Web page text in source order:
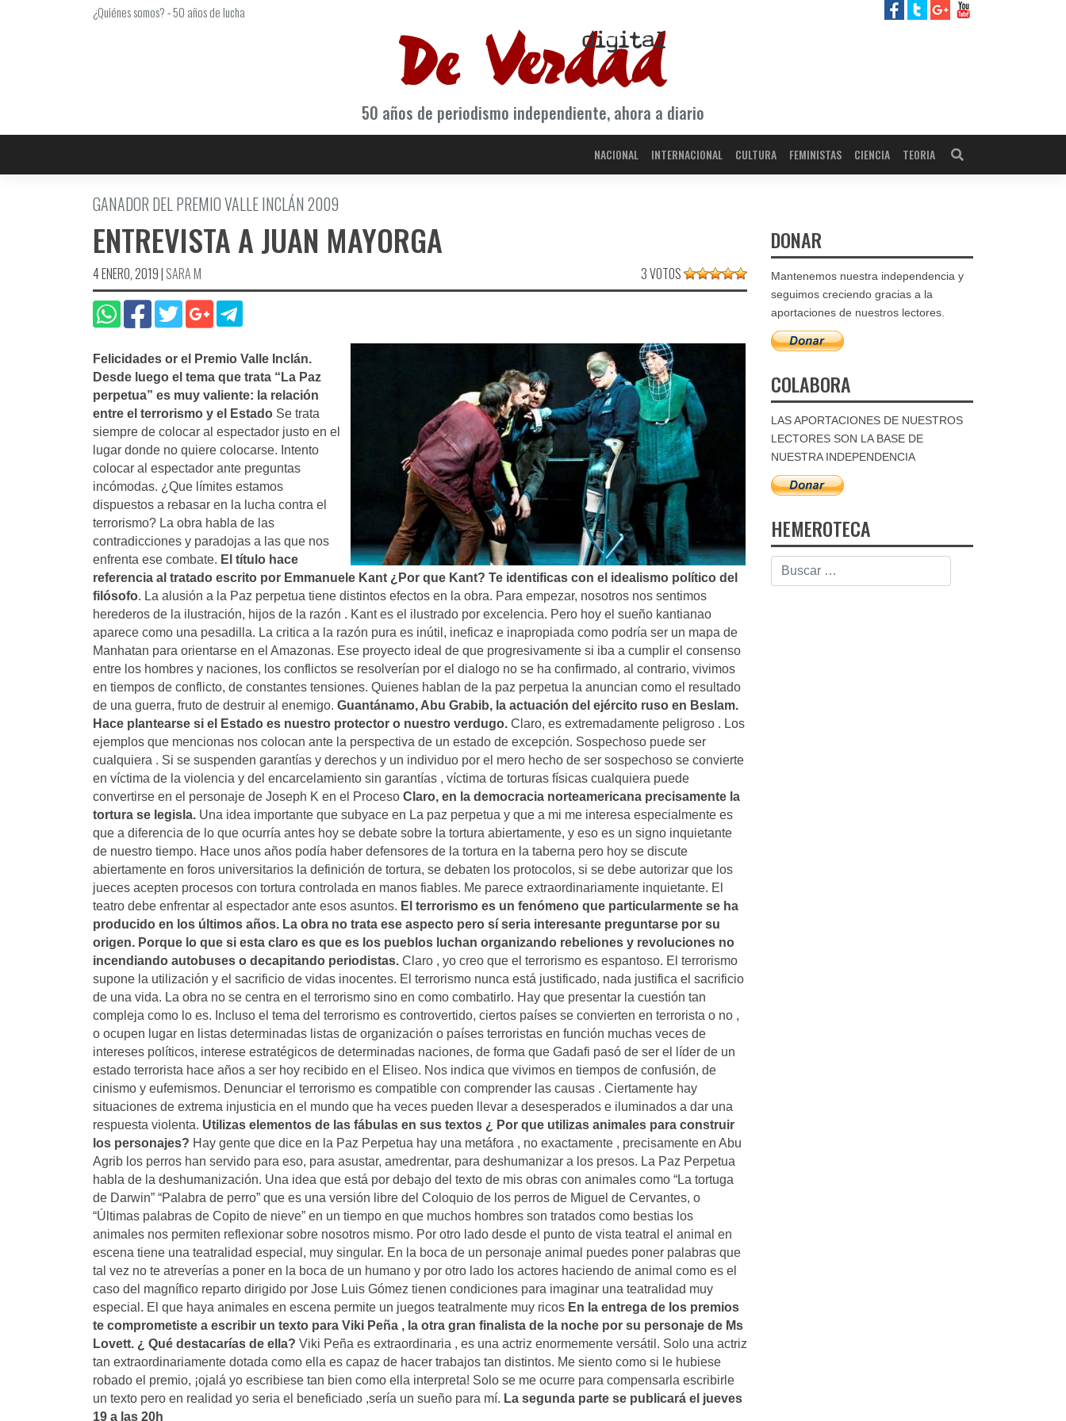
¿Quiénes somos?-50 años de lucha
50 años de periodismo independiente, ahora a diario
NACIONAL INTERNACIONAL CULTURA FEMINISTAS CIENCIA TEORIA
GANADOR DEL PREMIO VALLE INCLÁN 2009
ENTREVISTA A JUAN MAYORGA
4 ENERO, 2019| SARA M 3 VOTOS
Felicidades or el Premio Valle Inclán.
Desde luego el tema que trata “La Paz
perpetua” es muy valiente: la relación
entre el terrorismo y el Estado Se trata
siempre de colocar al espectador justo en el
lugar donde no quiere colocarse. Intento
colocar al espectador ante preguntas
incómodas. ¿Que límites estamos
dispuestos a rebasar en la lucha contra el
terrorismo? La obra habla de las
contradicciones y paradojas a las que nos
enfrenta ese combate. El título hace
referencia al tratado escrito por Emmanuele Kant ¿Por que Kant? Te identificas con el idealismo político del
filósofo. La alusión a la Paz perpetua tiene distintos efectos en la obra. Para empezar, nosotros nos sentimos
herederos de la ilustración, hijos de la razón . Kant es el ilustrado por excelencia. Pero hoy el sueño kantianao
aparece como una pesadilla. La critica a la razón pura es inútil, ineficaz e inapropiada como podría ser un mapa de
Manhatan para orientarse en el Amazonas. Ese proyecto ideal de que progresivamente si iba a cumplir el consenso
entre los hombres y naciones, los conflictos se resolverían por el dialogo no se ha confirmado, al contrario, vivimos
en tiempos de conflicto, de constantes tensiones. Quienes hablan de la paz perpetua la anuncian como el resultado
de una guerra, fruto de destruir al enemigo. Guantánamo, Abu Grabib, la actuación del ejército ruso en Beslam.
Hace plantearse si el Estado es nuestro protector o nuestro verdugo. Claro, es extremadamente peligroso . Los
ejemplos que mencionas nos colocan ante la perspectiva de un estado de excepción. Sospechoso puede ser
cualquiera . Si se suspenden garantías y derechos y un individuo por el mero hecho de ser sospechoso se convierte
en víctima de la violencia y del encarcelamiento sin garantías , víctima de torturas físicas cualquiera puede
convertirse en el personaje de Joseph K en el Proceso Claro, en la democracia norteamericana precisamente la
tortura se legisla. Una idea importante que subyace en La paz perpetua y que a mi me interesa especialmente es
que a diferencia de lo que ocurría antes hoy se debate sobre la tortura abiertamente, y eso es un signo inquietante
de nuestro tiempo. Hace unos años podía haber defensores de la tortura en la taberna pero hoy se discute
abiertamente en foros universitarios la definición de tortura, se debaten los protocolos, si se debe autorizar que los
jueces acepten procesos con tortura controlada en manos fiables. Me parece extraordinariamente inquietante. El
teatro debe enfrentar al espectador ante esos asuntos. El terrorismo es un fenómeno que particularmente se ha
producido en los últimos años. La obra no trata ese aspecto pero sí seria interesante preguntarse por su
origen. Porque lo que si esta claro es que es los pueblos luchan organizando rebeliones y revoluciones no
incendiando autobuses o decapitando periodistas. Claro , yo creo que el terrorismo es espantoso. El terrorismo
supone la utilización y el sacrificio de vidas inocentes. El terrorismo nunca está justificado, nada justifica el sacrificio
de una vida. La obra no se centra en el terrorismo sino en como combatirlo. Hay que presentar la cuestión tan
compleja como lo es. Incluso el tema del terrorismo es controvertido, ciertos países se convierten en terrorista o no ,
o ocupen lugar en listas determinadas listas de organización o países terroristas en función muchas veces de
intereses políticos, interese estratégicos de determinadas naciones, de forma que Gadafi pasó de ser el líder de un
estado terrorista hace años a ser hoy recibido en el Eliseo. Nos indica que vivimos en tiempos de confusión, de
cinismo y eufemismos. Denunciar el terrorismo es compatible con comprender las causas . Ciertamente hay
situaciones de extrema injusticia en el mundo que ha veces pueden llevar a desesperados e iluminados a dar una
respuesta violenta. Utilizas elementos de las fábulas en sus textos ¿ Por que utilizas animales para construir
los personajes? Hay gente que dice en la Paz Perpetua hay una metáfora , no exactamente , precisamente en Abu
Agrib los perros han servido para eso, para asustar, amedrentar, para deshumanizar a los presos. La Paz Perpetua
habla de la deshumanización. Una idea que está por debajo del texto de mis obras con animales como “La tortuga
de Darwin” “Palabra de perro” que es una versión libre del Coloquio de los perros de Miguel de Cervantes, o
“Últimas palabras de Copito de nieve” en un tiempo en que muchos hombres son tratados como bestias los
animales nos permiten reflexionar sobre nosotros mismo. Por otro lado desde el punto de vista teatral el animal en
escena tiene una teatralidad especial, muy singular. En la boca de un personaje animal puedes poner palabras que
tal vez no te atreverías a poner en la boca de un humano y por otro lado los actores haciendo de animal como es el
caso del magnífico reparto dirigido por Jose Luis Gómez tienen condiciones para imaginar una teatralidad muy
especial. El que haya animales en escena permite un juegos teatralmente muy ricos En la entrega de los premios
te comprometiste a escribir un texto para Viki Peña , la otra gran finalista de la noche por su personaje de Ms
Lovett. ¿ Qué destacarías de ella? Viki Peña es extraordinaria , es una actriz enormemente versátil. Solo una actriz
tan extraordinariamente dotada como ella es capaz de hacer trabajos tan distintos. Me siento como si le hubiese
robado el premio, ¡ojalá yo escribiese tan bien como ella interpreta! Solo se me ocurre para compensarla escribirle
un texto pero en realidad yo seria el beneficiado ,sería un sueño para mí. La segunda parte se publicará el jueves
19 a las 20h
DONAR
Mantenemos nuestra independencia y
seguimos creciendo gracias a la
aportaciones de nuestros lectores.
COLABORA
LAS APORTACIONES DE NUESTROS
LECTORES SON LA BASE DE
NUESTRA INDEPENDENCIA
HEMEROTECA